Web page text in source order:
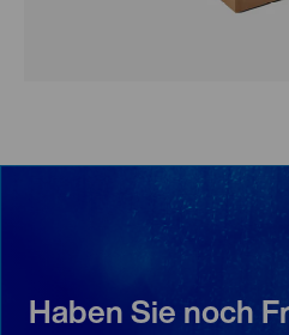
Haben Sie noch